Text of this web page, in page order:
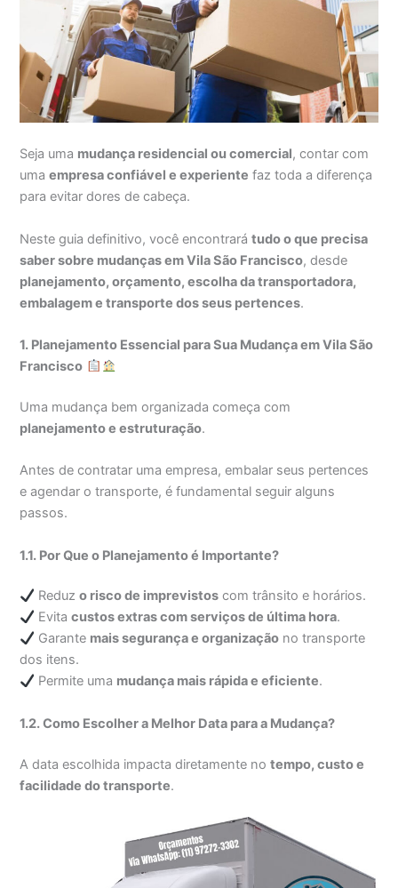
Seja uma mudança residencial ou comercial, contar com
umaempresa confiável e experiente faz toda a diferença
para evitar dores de cabeça.
Neste guia definitivo, você encontrarátudo o que precisa
saber sobre mudanças em Vila São Francisco, desde
planejamento, orçamento, escolha da transportadora,
embalagem e transporte dos seus pertences.
1. Planejamento Essencial para Sua Mudança em Vila São
Francisco
Uma mudança bem organizada começa com
planejamento e estruturação.
Antes de contratar uma empresa, embalar seus pertences
e agendar o transporte, é fundamental seguir alguns
passos.
1.1. Por Que o Planejamento é Importante?
Reduzo risco de imprevistos com trânsito e horários.
Evitacustos extras com serviços de última hora.
Garante mais segurança e organização no transporte
dos itens.
Permite uma mudança mais rápida e eficiente.
1.2. Como Escolher a Melhor Data para a Mudança?
A data escolhida impacta diretamente notempo, custo e
facilidade do transporte.